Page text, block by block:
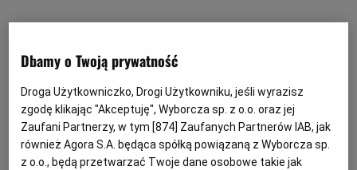
Z przepisów ustawy Prawo zamówień
publicznych obligatoryjnie muszą zgodzić
się na częściową wypłatę wynagrodzenia
należnego wykonawcom za wykonane
dostawy, usługi lub roboty budowlane.
Dbamy o Twoją prywatność
Droga Użytkowniczko, Drogi Użytkowniku, jeśli wyrazisz
zgodę klikając "Akceptuję", Wyborcza sp. z o.o. oraz jej
Zaufani Partnerzy, w tym [874] Zaufanych Partnerów IAB, jak
również Agora S.A. będąca spółką powiązaną z Wyborcza sp.
z o.o., będą przetwarzać Twoje dane osobowe takie jak